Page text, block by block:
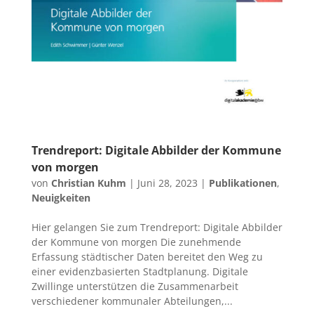
Trendreport: Digitale Abbilder der Kommune
von morgen
von Christian Kuhm | Juni 28, 2023 | Publikationen,
Neuigkeiten
Hier gelangen Sie zum Trendreport: Digitale Abbilder
der Kommune von morgen Die zunehmende
Erfassung städtischer Daten bereitet den Weg zu
einer evidenzbasierten Stadtplanung. Digitale
Zwillinge unterstützen die Zusammenarbeit
verschiedener kommunaler Abteilungen,...